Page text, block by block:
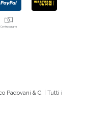
Padovani & C. | Tutti i